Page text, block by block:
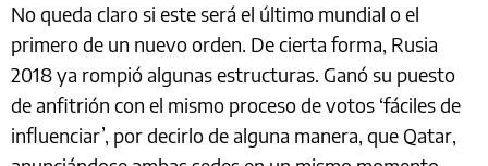
No queda claro si este será el último mundial o el
primero de un nuevo orden. De cierta forma, Rusia
2018 ya rompió algunas estructuras. Ganó su puesto
de anfitrión con el mismo proceso de votos ‘fáciles de
influenciar’, por decirlo de alguna manera, que Qatar,